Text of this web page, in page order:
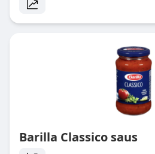
Barilla Classico saus